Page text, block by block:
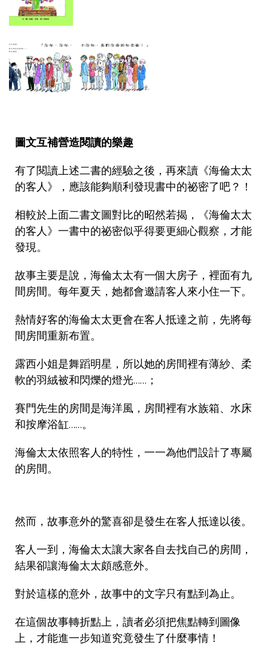
圖文互補營造閱讀的樂趣
有了閱讀上述二書的經驗之後，再來讀《海倫太太
的客人》，應該能夠順利發現書中的祕密了吧？！
相較於上面二書文圖對比的昭然若揭，《海倫太太
的客人》一書中的祕密似乎得要更細心觀察，才能
發現。
故事主要是說，海倫太太有一個大房子，裡面有九
間房間。每年夏天，她都會邀請客人來小住一下。
熱情好客的海倫太太更會在客人抵達之前，先將每
間房間重新布置。
露西小姐是舞蹈明星，所以她的房間裡有薄紗、柔
軟的羽絨被和閃爍的燈光……；
賽門先生的房間是海洋風，房間裡有水族箱、水床
和按摩浴缸……。
海倫太太依照客人的特性，一一為他們設計了專屬
的房間。
然而，故事意外的驚喜卻是發生在客人抵達以後。
客人一到，海倫太太讓大家各自去找自己的房間，
結果卻讓海倫太太頗感意外。
對於這樣的意外，故事中的文字只有點到為止。
在這個故事轉折點上，讀者必須把焦點轉到圖像
上，才能進一步知道究竟發生了什麼事情！